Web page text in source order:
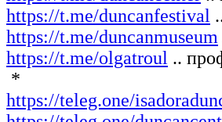
https://t.me/duncanfestival
https://t.me/duncanmuseum
https://t.me/olgatroul ..
*
https://teleg.one/